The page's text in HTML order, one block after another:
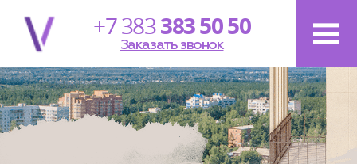
+7 383383 50 50
Заказать звонок